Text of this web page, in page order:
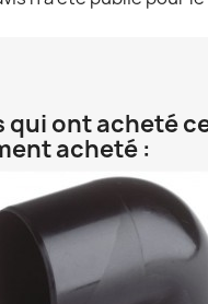
qui ont acheté
acheté :